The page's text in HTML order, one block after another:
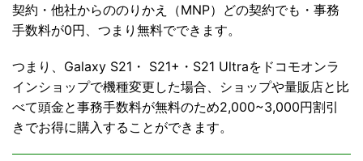
契約・他社からののりかえ（MNP）どの契約でも・事務
手数料が0円、つまり無料でできます。
つまり、Galaxy S21・ S21+・S21 Ultraをドコモオンラ
インショップで機種変更した場合、ショップや量販店と比
べて頭金と事務手数料が無料のため2,000~3,000円割引
きでお得に購入することができます。